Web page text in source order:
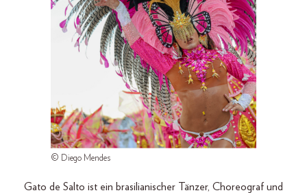
© Diego Mendes
Gato de Salto ist ein brasilianischer Tänzer, Choreograf und